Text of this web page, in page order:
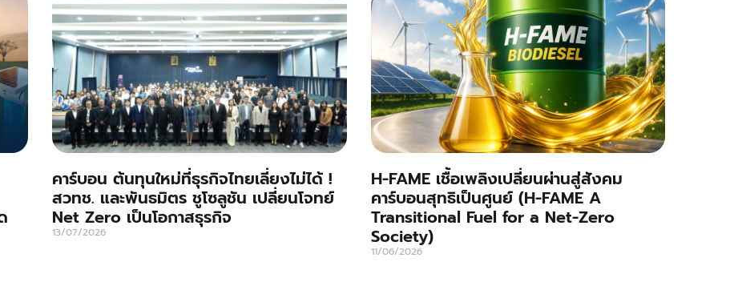
คาร์บอน ต้นทุนใหม่ที่ธุรกิจไทยเลี่ยงไม่ได้ !
สวทช. และพันธมิตร ชูโซลูชัน เปลี่ยนโจทย์
Net Zero เป็นโอกาสธุรกิจ
13/07/2026
H-FAME เชื้อเพลิงเปลี่ยนผ่านสู่สังคม
คาร์บอนสุทธิเป็นศูนย์ (H-FAME A
Transitional Fuel for a Net-Zero
Society)
11/06/2026